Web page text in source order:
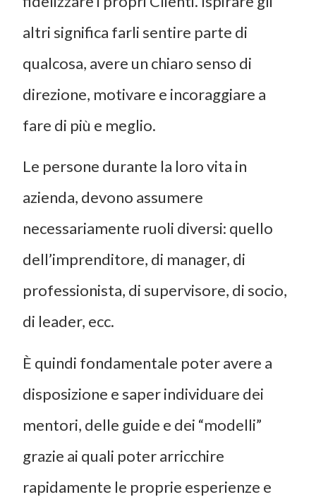
altri significa farli sentire parte di
qualcosa, avere un chiaro senso di
direzione, motivare e incoraggiare a
fare di più e meglio.
Le persone durante la loro vita in
azienda, devono assumere
necessariamente ruoli diversi: quello
dell’imprenditore, di manager, di
professionista, di supervisore, di socio,
di leader, ecc.
È quindi fondamentale poter avere a
disposizione e saper individuare dei
mentori, delle guide e dei “modelli”
grazie ai quali poter arricchire
rapidamente le proprie esperienze e